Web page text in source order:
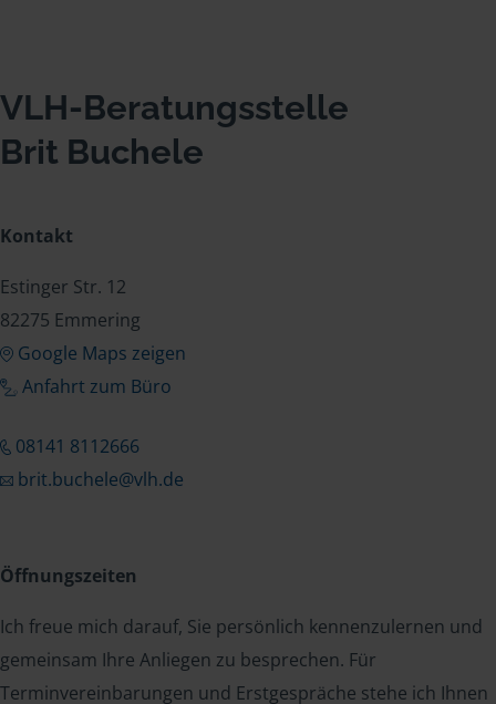
VLH-Beratungsstelle
Brit Buchele
Kontakt
Estinger Str. 12
82275 Emmering
Google Maps zeigen
Anfahrt zum Büro
08141 8112666
brit.buchele@vlh.de
Öffnungszeiten
Ich freue mich darauf, Sie persönlich kennenzulernen und
gemeinsam Ihre Anliegen zu besprechen. Für
Terminvereinbarungen und Erstgespräche stehe ich Ihnen